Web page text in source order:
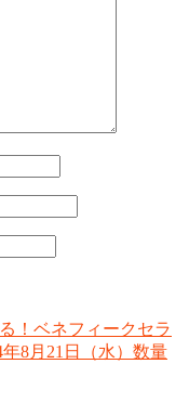
！ベネフィークセラ
8月21日（水）数量